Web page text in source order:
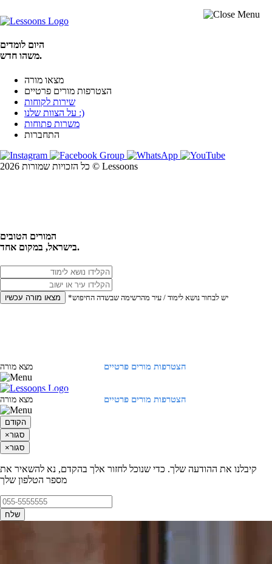
היום לומדים
משהו חדש.
מצאו מורה
הצטרפות מורים פרטיים
שירות לקוחות
על הצוות שלנו :)
משרות פתוחות
התחברות
כל הזכויות שמורות 2026 © Lessoons
המורים הטובים
בישראל, במקום אחד.
מצאו מורה עכשיו *יש לבחור נושא לימוד / עיר מהרשימה שבשדה החיפוש
הצטרפות מורים פרטיים מצא מורה
הצטרפות מורים פרטיים מצא מורה
הקודם
×סגור
×סגור
קיבלנו את ההודעה שלך. כדי שנוכל לחזור אלך בהקדם, נא להשאיר את
מספר הטלפון שלך
שלח